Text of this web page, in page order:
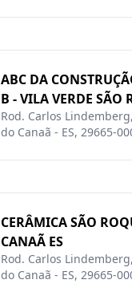
ABC DA
B - VILA VERDE SÃO
Rod. Carlos
do Canaã - ES, 29665-
CERÂMICA SÃO
CANAÃ ES
Rod. Carlos
do Canaã - ES, 29665-